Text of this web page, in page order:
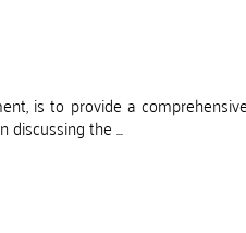
is to provide a
the ...